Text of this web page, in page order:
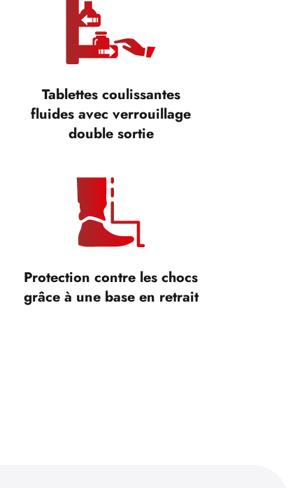
Tablettes coulissantes
fluides avec verrouillage
double sortie
Protection contre les chocs
grâce à une base en retrait